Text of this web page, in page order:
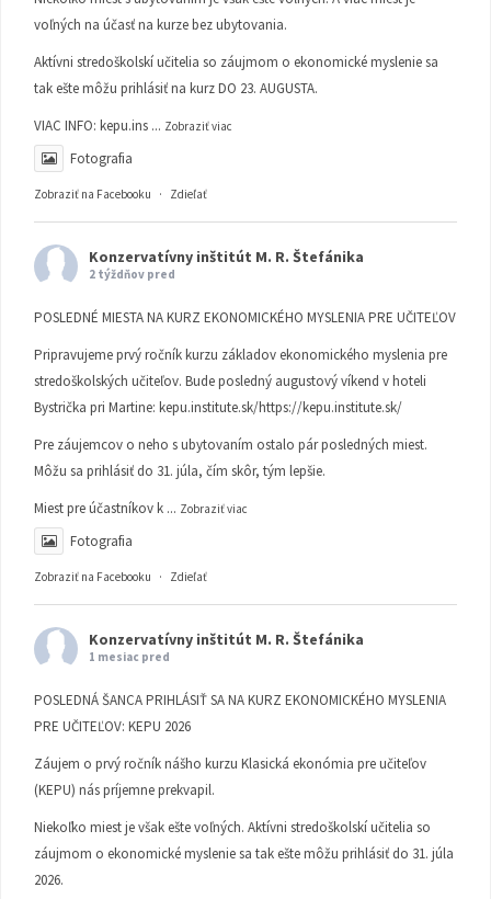
voľných na účasť na kurze bez ubytovania.
Aktívni stredoškolskí učitelia so záujmom o ekonomické myslenie sa
tak ešte môžu prihlásiť na kurz DO 23. AUGUSTA.
VIAC INFO: kepu.ins ... Zobraziť viac
Fotografia
Zobraziť na Facebooku · Zdieľať
Konzervatívny inštitút M. R. Štefánika
2 týždňov pred
POSLEDNÉ MIESTA NA KURZ EKONOMICKÉHO MYSLENIA PRE UČITEĽOV
Pripravujeme prvý ročník kurzu základov ekonomického myslenia pre
stredoškolských učiteľov. Bude posledný augustový víkend v hoteli
Bystrička pri Martine: kepu.institute.sk/https://kepu.institute.sk/
Pre záujemcov o neho s ubytovaním ostalo pár posledných miest.
Môžu sa prihlásiť do 31. júla, čím skôr, tým lepšie.
Miest pre účastníkov k ... Zobraziť viac
Fotografia
Zobraziť na Facebooku · Zdieľať
Konzervatívny inštitút M. R. Štefánika
1 mesiac pred
POSLEDNÁ ŠANCA PRIHLÁSIŤ SA NA KURZ EKONOMICKÉHO MYSLENIA
PRE UČITEĽOV: KEPU 2026
Záujem o prvý ročník nášho kurzu Klasická ekonómia pre učiteľov
(KEPU) nás príjemne prekvapil.
Niekoľko miest je však ešte voľných. Aktívni stredoškolskí učitelia so
záujmom o ekonomické myslenie sa tak ešte môžu prihlásiť do 31. júla
2026.